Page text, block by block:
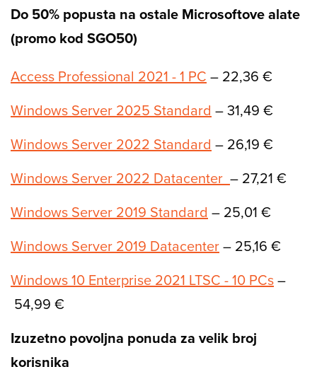
Do 50% popusta na ostale Microsoftove alate
(promo kod SGO50)
Access Professional 2021 - 1 PC – 22,36 €
Windows Server 2025 Standard – 31,49 €
Windows Server 2022 Standard – 26,19 €
Windows Server 2022 Datacenter – 27,21 €
Windows Server 2019 Standard – 25,01 €
Windows Server 2019 Datacenter– 25,16 €
Windows 10 Enterprise 2021 LTSC - 10 PCs–
54,99 €
Izuzetno povoljna ponuda za velik broj
korisnika